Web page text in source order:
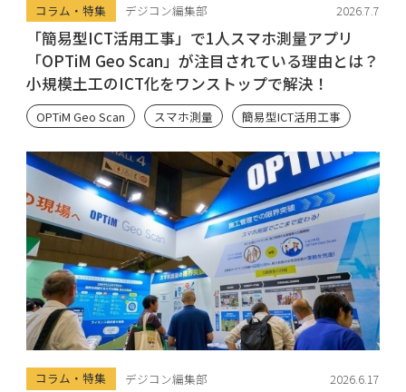
コラム・特集 デジコン編集部 2026.7.7
「簡易型ICT活用工事」で1人スマホ測量アプリ
「OPTiM Geo Scan」が注目されている理由とは？
小規模土工のICT化をワンストップで解決！
OPTiM Geo Scan スマホ測量 簡易型ICT活用工事
コラム・特集 デジコン編集部 2026.6.17